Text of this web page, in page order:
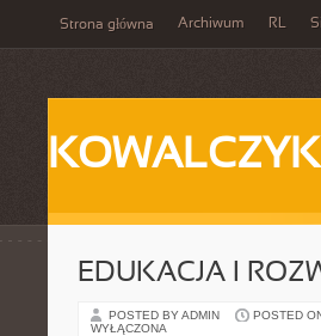
Strona główna Archiwum RL
EDUKACJA I
POSTED BY ADMIN POSTED
WYŁĄCZONA